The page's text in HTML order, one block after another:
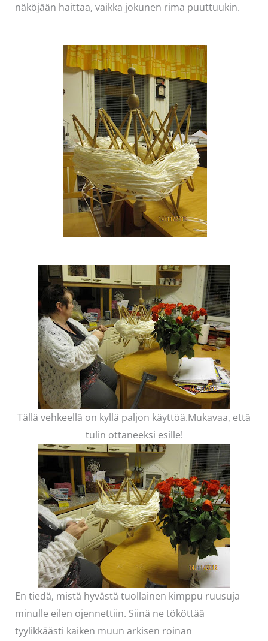
näköjään haittaa, vaikka jokunen rima puuttuukin.
Tällä vehkeellä on kyllä paljon käyttöä.Mukavaa, että
tulin ottaneeksi esille!
En tiedä, mistä hyvästä tuollainen kimppu ruusuja
minulle eilen ojennettiin. Siinä ne tököttää
tyylikkäästi kaiken muun arkisen roinan